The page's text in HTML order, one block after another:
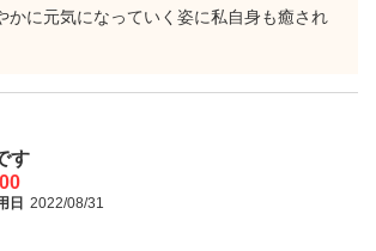
かに元気になっていく姿に私自身も癒され
す
日 2022/08/31